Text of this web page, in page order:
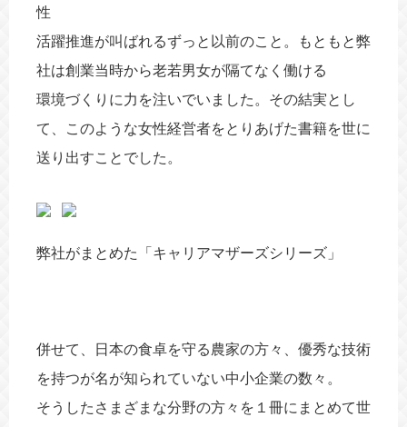
性
活躍推進が叫ばれるずっと以前のこと。もともと弊
社は創業当時から老若男女が隔てなく働ける
環境づくりに力を注いでいました。その結実とし
て、このような女性経営者をとりあげた書籍を世に
送り出すことでした。
弊社がまとめた「キャリアマザーズシリーズ」
併せて、日本の食卓を守る農家の方々、優秀な技術
を持つが名が知られていない中小企業の数々。
そうしたさまざまな分野の方々を１冊にまとめて世